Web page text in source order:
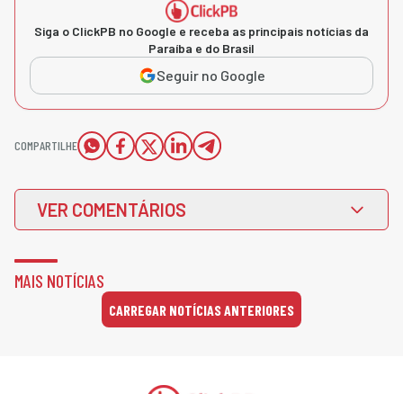
Siga o ClickPB no Google e receba as principais notícias da
Paraíba e do Brasil
Seguir no Google
COMPARTILHE
VER COMENTÁRIOS
MAIS NOTÍCIAS
CARREGAR NOTÍCIAS ANTERIORES